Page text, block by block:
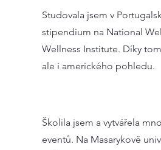
Studovala jsem v
stipendium na National
Wellness Institute. Díky
ale i amerického pohledu.
Školila jsem a vytvářela
eventů. Na Masarykově